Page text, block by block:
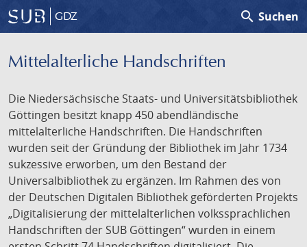
GDZ search Suchen
Mittelalterliche Handschriften
Die Niedersächsische Staats- und Universitätsbibliothek
Göttingen besitzt knapp 450 abendländische
mittelalterliche Handschriften. Die Handschriften
wurden seit der Gründung der Bibliothek im Jahr 1734
sukzessive erworben, um den Bestand der
Universalbibliothek zu ergänzen. Im Rahmen des von
der Deutschen Digitalen Bibliothek geförderten Projekts
„Digitalisierung der mittelalterlichen volkssprachlichen
Handschriften der SUB Göttingen“ wurden in einem